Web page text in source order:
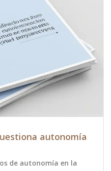
autonomía
de autonomía en la